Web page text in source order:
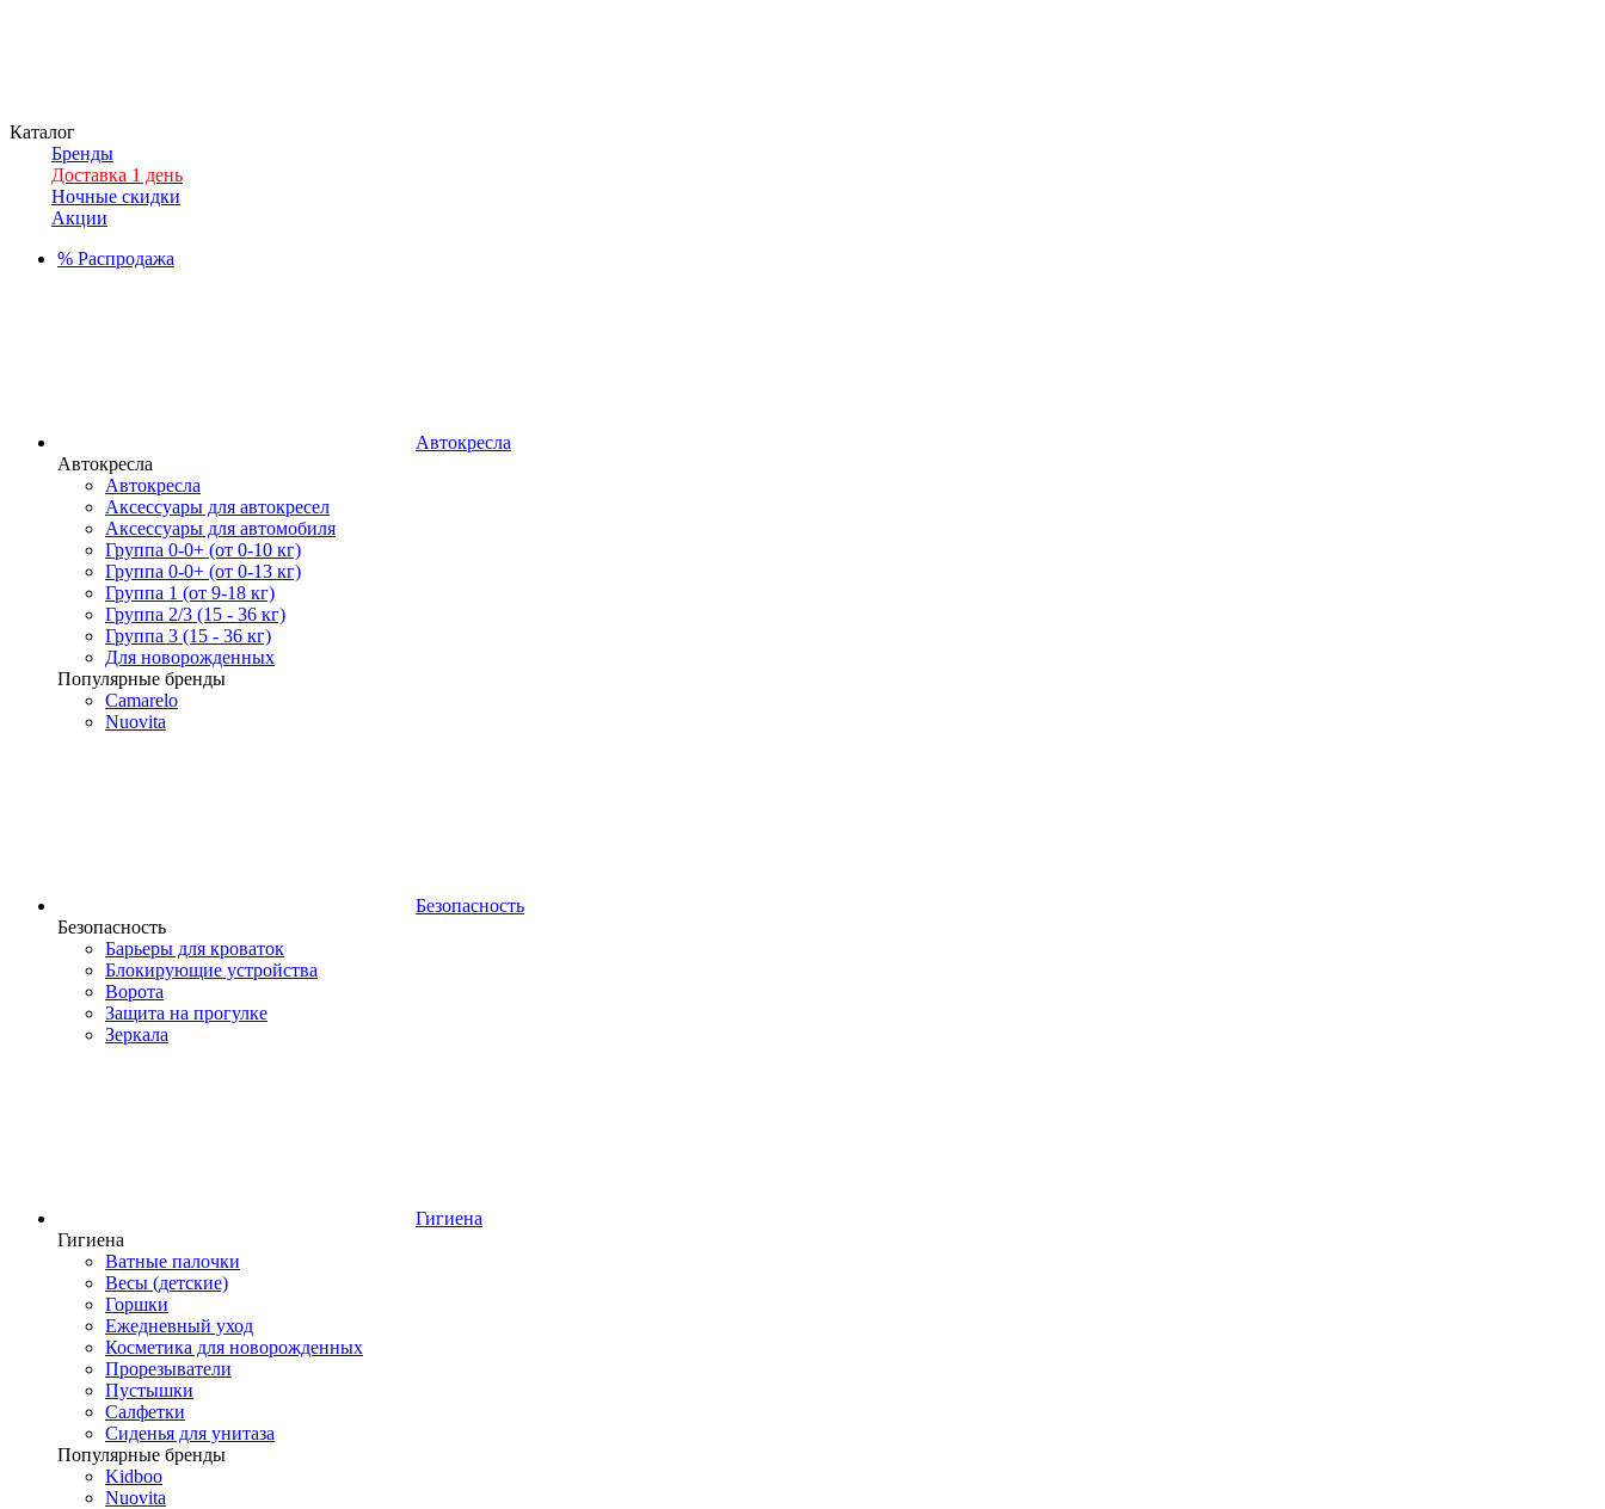
Каталог
Бренды
Доставка 1 день
Ночные скидки
Акции
% Распродажа
Автокресла
Автокресла
Автокресла
Аксессуары для автокресел
Аксессуары для автомобиля
Группа 0-0+ (от 0-10 кг)
Группа 0-0+ (от 0-13 кг)
Группа 1 (от 9-18 кг)
Группа 2/3 (15 - 36 кг)
Группа 3 (15 - 36 кг)
Для новорожденных
Популярные бренды
Camarelo
Nuovita
Безопасность
Безопасность
Барьеры для кроваток
Блокирующие устройства
Ворота
Защита на прогулке
Зеркала
Гигиена
Гигиена
Ватные палочки
Весы (детские)
Горшки
Ежедневный уход
Косметика для новорожденных
Прорезыватели
Пустышки
Салфетки
Сиденья для унитаза
Популярные бренды
Kidboo
Nuovita